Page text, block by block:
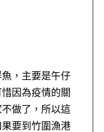
，主要是午仔
因為疫情的關
做了，所以這
要到竹圍漁港